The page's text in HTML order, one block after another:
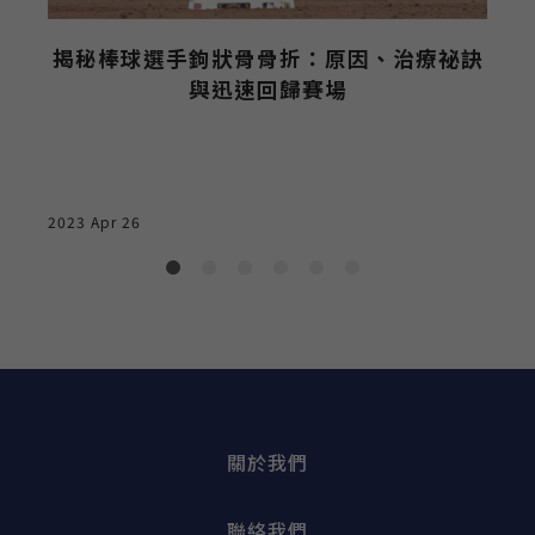
揭秘棒球選手鉤狀骨骨折：原因、治療祕訣
與迅速回歸賽場
2023 Apr 26
關於我們